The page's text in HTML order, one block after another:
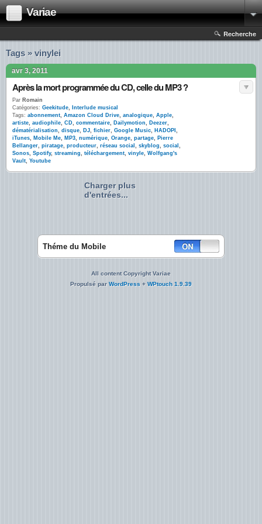
Variae
Recherche
Tags » vinylei
avr 3, 2011
Après la mort programmée du CD, celle du MP3 ?
Par Romain
Catégories: Geekitude,
Interlude musical
Tags: abonnement, Amazon Cloud Drive, analogique, Apple,
artiste, audiophile, CD, commentaire, Dailymotion, Deezer,
dématérialisation, disque, DJ, fichier, Google Music, HADOPI ,
iTunes, Mobile Me, MP3, numérique, Orange, partage, Pierre
Bellanger, piratage, producteur, réseau social , skyblog, social ,
Sonos, Spotify, streaming, téléchargement, vinyle, Wolfgang's
Vault, Youtube
Charger plus
d'entrées...
Théme du Mobile
All content Copyright Variae
Propulsé parWordPress + WPtouch 1.9.39